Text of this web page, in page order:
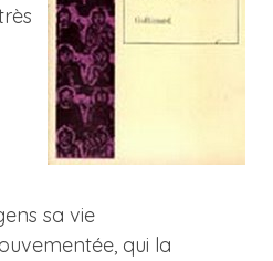
sa vie
qui la